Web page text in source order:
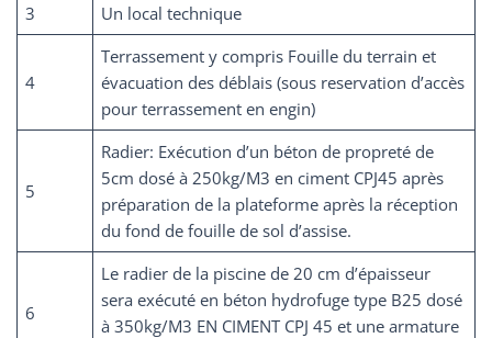
3
Un local technique
4
Terrassement y compris Fouille du terrain et
évacuation des déblais (sous reservation d’accès
pour terrassement en engin)
5
Radier: Exécution d’un béton de propreté de
5cm dosé à 250kg/M3 en ciment CPJ45 après
préparation de la plateforme après la réception
du fond de fouille de sol d’assise.
6
Le radier de la piscine de 20 cm d’épaisseur
sera exécuté en béton hydrofuge type B25 dosé
à 350kg/M3 EN CIMENT CPJ 45 et une armature